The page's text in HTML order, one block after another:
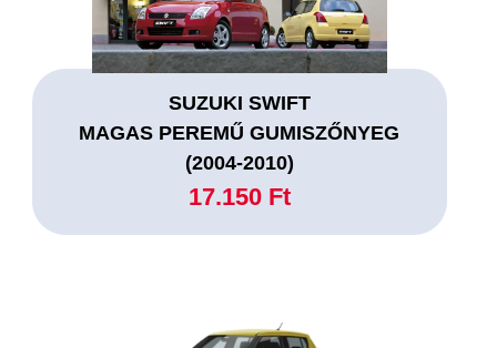
SUZUKI SWIFT
MAGAS PEREMŰ GUMISZŐNYEG
(2004-2010)
17.150 Ft